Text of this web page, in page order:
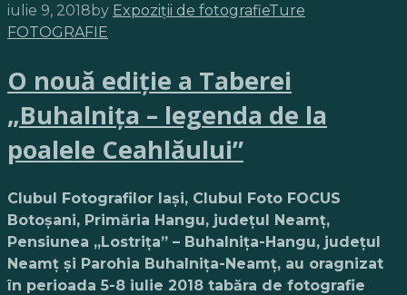
iulie 9, 2018 by Expoziții de fotografieTure
FOTOGRAFIE
O nouă ediţie a Taberei
„Buhalniţa – legenda de la
poalele Ceahlăului”
Clubul Fotografilor Iaşi, Clubul Foto FOCUS
Botoşani, Primăria Hangu, judeţul Neamţ,
Pensiunea „Lostriţa” – Buhalniţa-Hangu, judeţul
Neamţ şi Parohia Buhalniţa-Neamţ, au oragnizat
în perioada 5-8 iulie 2018 tabăra de fotografie